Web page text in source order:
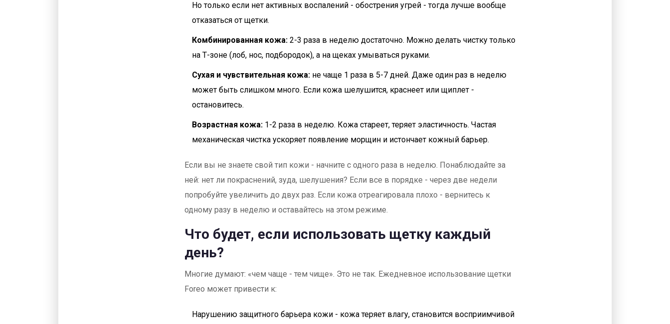
Но только если нет активных воспалений - обострения угрей - тогда лучше вообще
отказаться от щетки.
Комбинированная кожа: 2-3 раза в неделю достаточно. Можно делать чистку только
на Т-зоне (лоб, нос, подбородок), а на щеках умываться руками.
Сухая и чувствительная кожа: не чаще 1 раза в 5-7 дней. Даже один раз в неделю
может быть слишком много. Если кожа шелушится, краснеет или щиплет -
остановитесь.
Возрастная кожа: 1-2 раза в неделю. Кожа стареет, теряет эластичность. Частая
механическая чистка ускоряет появление морщин и истончает кожный барьер.
Если вы не знаете свой тип кожи - начните с одного раза в неделю. Понаблюдайте за
ней: нет ли покраснений, зуда, шелушения? Если все в порядке - через две недели
попробуйте увеличить до двух раз. Если кожа отреагировала плохо - вернитесь к
одному разу в неделю и оставайтесь на этом режиме.
Что будет, если использовать щетку каждый
день?
Многие думают: «чем чаще - тем чище». Это не так. Ежедневное использование щетки
Foreo может привести к:
Нарушению защитного барьера кожи - кожа теряет влагу, становится восприимчивой